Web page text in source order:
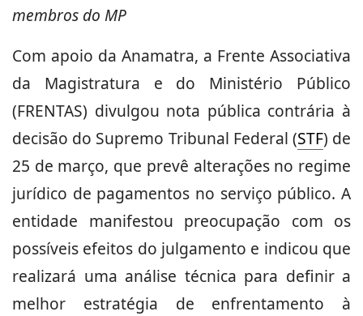
membros do MP
Com apoio da Anamatra, a Frente Associativa
da Magistratura e do Ministério Público
(FRENTAS) divulgou nota pública contrária à
decisão do Supremo Tribunal Federal (STF) de
25 de março, que prevê alterações no regime
jurídico de pagamentos no serviço público. A
entidade manifestou preocupação com os
possíveis efeitos do julgamento e indicou que
realizará uma análise técnica para definir a
melhor estratégia de enfrentamento à